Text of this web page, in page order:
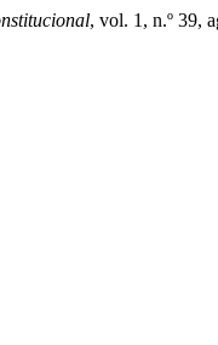
, vol. 1, n.º 39,